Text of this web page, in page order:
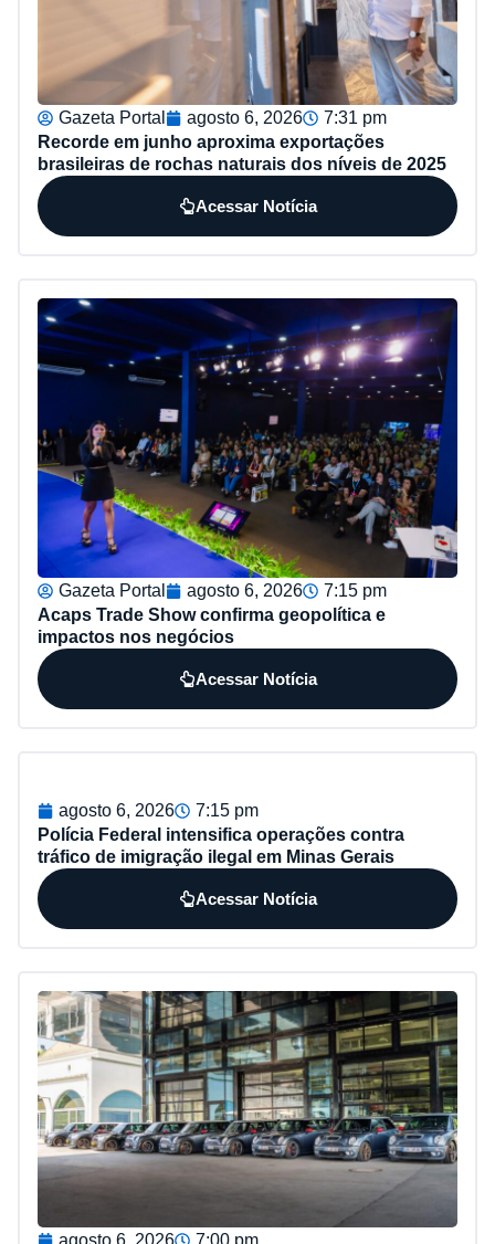
Gazeta Portal agosto 6, 2026
7:31 pm
Recorde em junho aproxima exportações
brasileiras de rochas naturais dos níveis de 2025
Acessar Notícia
Gazeta Portal agosto 6, 2026
7:15 pm
Acaps Trade Show confirma geopolítica e
impactos nos negócios
Acessar Notícia
agosto 6, 2026
7:15 pm
Polícia Federal intensifica operações contra
tráfico de imigração ilegal em Minas Gerais
Acessar Notícia
agosto 6, 2026
7:00 pm